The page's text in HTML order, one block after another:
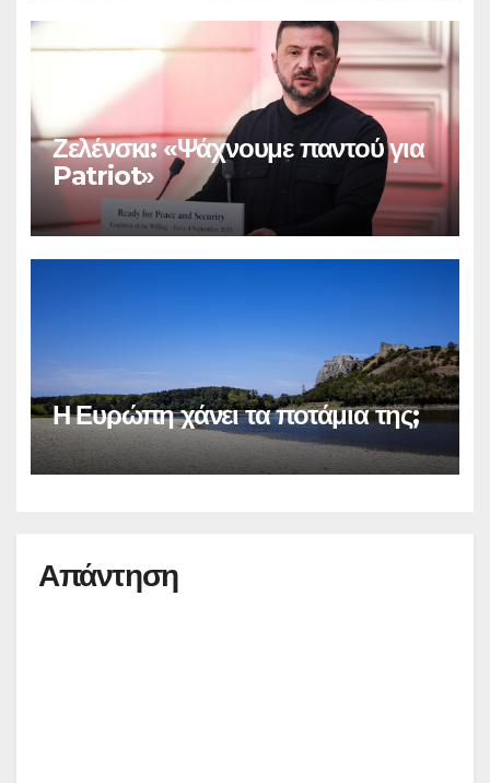
Ζελένσκι: «Ψάχνουμε παντού για
Patriot»
Η Ευρώπη χάνει τα ποτάμια της;
Απάντηση